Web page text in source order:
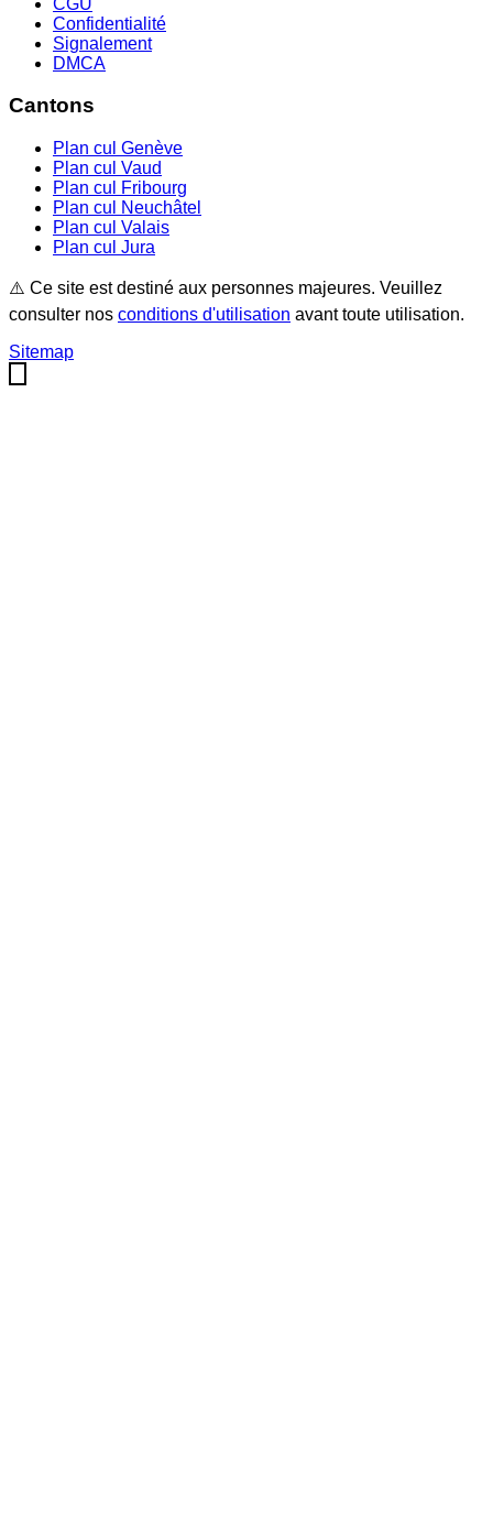
Confidentialité
Signalement
DMCA
Cantons
Plan cul Genève
Plan cul Vaud
Plan cul
Fribourg
Plan cul
Neuchâtel
Plan cul Valais
Plan cul Jura
⚠️ Ce site est destiné aux personnes majeures. Veuillez
consulter nos conditions d'utilisation avant toute utilisation.
Sitemap